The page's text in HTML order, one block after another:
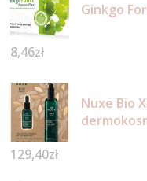
Ginkgo
8,46zł
Nuxe Bio
129,40zł